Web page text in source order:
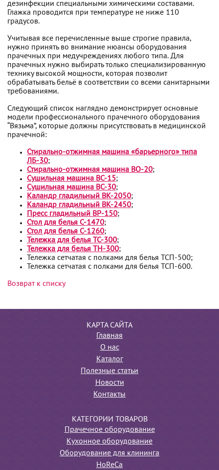
дезинфекции специальными химическими составами.
Глажка проводится при температуре не ниже 110
градусов.
Учитывая все перечисленные выше строгие правила,
нужно принять во внимание нюансы оборудования
прачечных при медучреждениях любого типа. Для
прачечных нужно выбирать только специализированную
технику высокой мощности, которая позволит
обрабатывать бельё в соответствии со всеми санитарными
требованиями.
Следующий список наглядно демонстрирует основные
модели профессионального прачечного оборудования
“Вязьма”, которые должны присутствовать в медицинской
прачечной:
Стирально-отжимная машина «барьерного» типа
ЛБ-30;
Стирально-отжимная машина ВО-20;
Сушильная машина ВС-15;
Сушильная машина ВС-30;
Каландр гладильный ВК-2050;
Каландр гладильный ВК-2450;
Пресс гладильный ВР-150;
Стол для белья С-1470;
Стол для белья С-1260;
Тележка для белья ТС-300;
Тележка для белья ТН-300;
Тележка сетчатая с полками для белья ТСП-500;
Тележка сетчатая с полками для белья ТСП-600.
Возврат к списку
КАРТА САЙТА
Главная
О нас
Каталог
Полезные статьи
Новости
Контакты
КАТЕГОРИИ ТОВАРОВ
Прачечное оборудование
Кухонное оборудование
Оборудование для клининга
HoReCa